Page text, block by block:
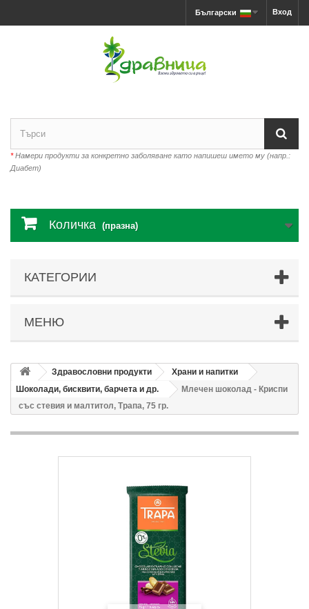
Вход
Български
*Намери продукти за конкретно заболяване като напишеш името му (напр.:
Диабет)
Количка (празна)
КАТЕГОРИИ
МЕНЮ
Здравословни продукти
Храни и напитки
Шоколади, бисквити, барчета и др.
Млечен шоколад - Криспи
със стевия и малтитол, Трапа, 75 гр.